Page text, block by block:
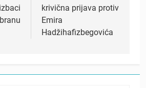
krivična prijava protiv
Emira
Hadžihafizbegovića